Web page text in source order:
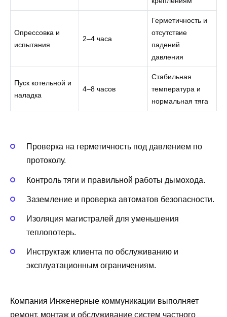
Опрессовка и
испытания
2–4 часа
Герметичность и
отсутствие
падений
давления
Пуск котельной и
наладка
4–8 часов
Стабильная
температура и
нормальная тяга
Проверка на герметичность под давлением по
протоколу.
Контроль тяги и правильной работы дымохода.
Заземление и проверка автоматов безопасности.
Изоляция магистралей для уменьшения
теплопотерь.
Инструктаж клиента по обслуживанию и
эксплуатационным ограничениям.
Компания Инженерные коммуникации выполняет
ремонт, монтаж и обслуживание систем частного